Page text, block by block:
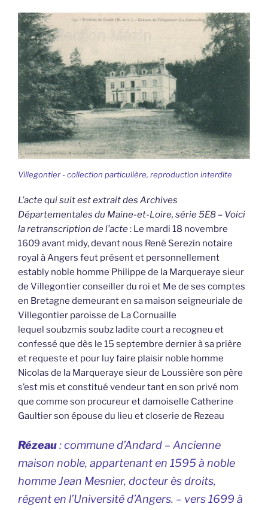
Villegontier - collection particulière, reproduction interdite
L’acte qui suit est extrait des Archives
Départementales du Maine-et-Loire, série 5E8 – Voici
la retranscription de l’acte: Le mardi 18 novembre
1609 avant midy, devant nous René Serezin notaire
royal à Angers feut présent et personnellement
estably noble homme Philippe de la Marqueraye sieur
de Villegontier conseiller du roi et Me de ses comptes
en Bretagne demeurant en sa maison seigneuriale de
Villegontier paroisse de La Cornuaille
lequel soubzmis soubz ladite court a recogneu et
confessé que dès le 15 septembre dernier à sa prière
et requeste et pour luy faire plaisir noble homme
Nicolas de la Marqueraye sieur de Loussière son père
s’est mis et constitué vendeur tant en son privé nom
que comme son procureur et damoiselle Catherine
Gaultier son épouse du lieu et closerie de Rezeau
Rézeau: commune d’Andard – Ancienne
maison noble, appartenant en 1595 à noble
homme Jean Mesnier, docteur ès droits,
régent en l’Université d’Angers. – vers 1699 à